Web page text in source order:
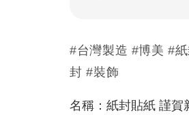
#台灣製造 #博美 #
封 #裝飾
名稱：紙封貼紙 謹賀